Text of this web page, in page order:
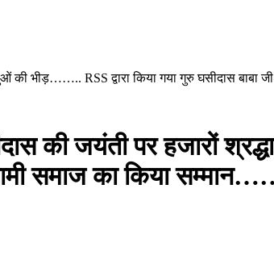
की भीड़…….. RSS द्वारा किया गया गुरु घसीदास बाबा
की जयंती पर हजारों
समाज का किया